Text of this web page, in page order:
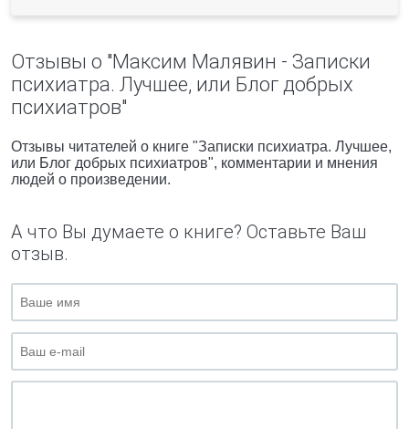
Отзывы о "Максим Малявин - Записки
психиатра. Лучшее, или Блог добрых
психиатров"
Отзывы читателей о книге "Записки психиатра. Лучшее,
или Блог добрых психиатров", комментарии и мнения
людей о произведении.
А что Вы думаете о книге? Оставьте Ваш
отзыв.